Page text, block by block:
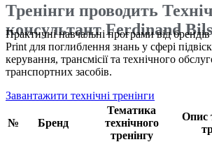
Тренінги проводить
консультант Ferdinand
Практичні навчальні програми від
Print для поглиблення знань у сфері
керування, трансмісії та технічного
транспортних засобів.
Завантажити технічні тренінги
№ Бренд
Тематика
технічного
тренінгу
Опис